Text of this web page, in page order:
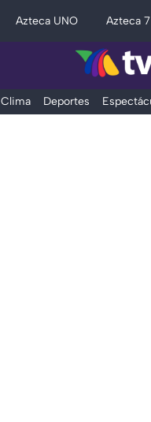
Azteca UNO Azteca 7
Clima Deportes